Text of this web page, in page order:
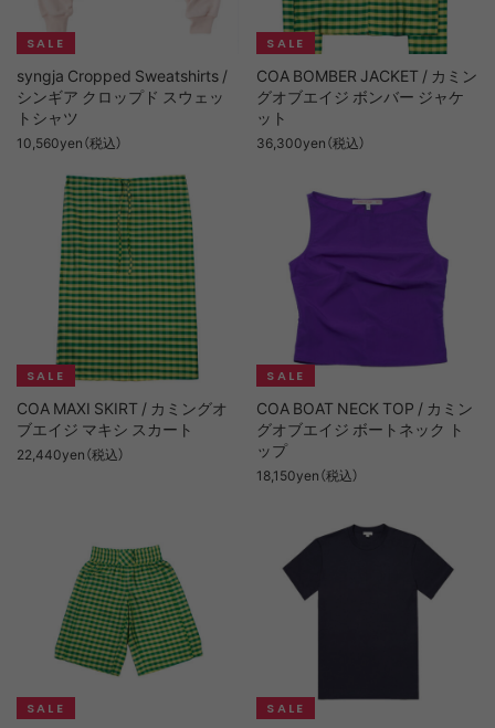
syngja Cropped Sweatshirts /
シンギア クロップド スウェッ
トシャツ
10,560yen（税込）
COA BOMBER JACKET / カミン
グオブエイジ ボンバー ジャケ
ット
36,300yen（税込）
COA MAXI SKIRT / カミングオ
ブエイジ マキシ スカート
22,440yen（税込）
COA BOAT NECK TOP / カミン
グオブエイジ ボートネック ト
ップ
18,150yen（税込）